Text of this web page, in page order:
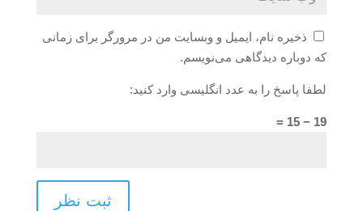
ذخیره نام، ایمیل و وبسایت من در مرورگر برای زمانی
که دوباره دیدگاهی می‌نویسم.
لطفا پاسخ را به عدد انگلیسی وارد کنید:
19 − 15 =